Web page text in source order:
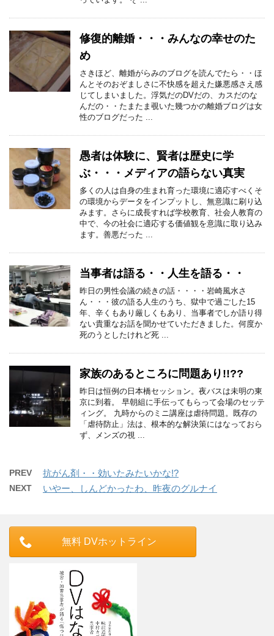
修復的離婚・・・みんなの幸せのた
め
さきほど、離婚がらみのブログを読んでたら・・ほ
んとそのおぞましさに不快感を超えた嫌悪感さえ感
じてしまいました。浮気だのDVだの、カスだのな
んだの・・たまたま覗いた幾つかの離婚ブログは女
性のブログだった ...
愚者は体験に、賢者は歴史に学
ぶ・・・メディアの語らない真実
多くの人は自身の生まれ育った環境に適応すべくそ
の環境からデータをインプットし、無意識に刷り込
みます。さらに成長すれば学校教育、社会人教育の
中で、今の社会に適応する価値観を意識に取り込み
ます。善悪だった ...
当事者は語る・・人生を語る・・
昨日の男性会議の続きの話・・・・岩崎風水さ
ん・・・彼の語る人生のうち、獄中で過ごした15
年、辛くもあり厳しくもあり、当事者でしか語り得
ない貴重なお話を聞かせていただきました。何度か
死のうとしたけれど死 ...
家族のあるところに問題あり!!??
昨日は恒例の日本橋セッション。夜バスは未明の東
京に到着。 早朝組に手伝ってもらって会場のセッテ
ィング。 九時からのミニ講座は虐待問題。既存の
「虐待防止」法は、根本的な解決策にはなっておら
ず、メンズの視 ...
PREV 抗がん剤・・効いたみたいかな!?
NEXT いやー、しんどかったわ、昨夜のグルナイ
無料 DVホットライン